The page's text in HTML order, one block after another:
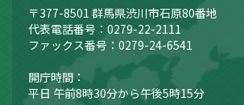
〒377-8501 群馬県渋川市石原80番地
代表電話番号：0279-22-2111
ファックス番号：0279-24-6541
開庁時間：
平日 午前8時30分から午後5時15分